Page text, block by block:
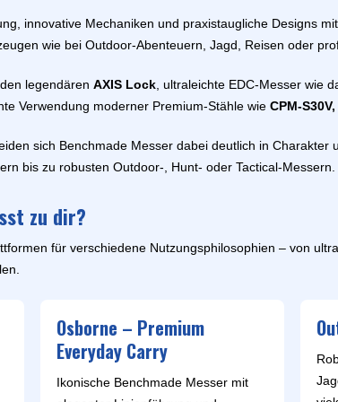
BRADFORD
BUCK KNIVES
CJRB
COLD STEEL
HECKLER & KOCH
HOGUE
MEDFORD KNIFE & TOOL
ONTARIO
SIG SAUER
MOKI
QSP
MESSER MIT WECHSELKLINGE
MULTIFUNKTIONSMESSER
OUTDOOR TASCHENMESSER
PILZMESSER
BUSHCRAFTMESSER
OUTDOORMESSER
SG2
SHIROGAMI (WHITE PAPER STEEL)
X50CRMOV15
KOCHMESSER NACH HERKUNFT
FRANZÖSISCHE KOCHMESSER
SOLINGER KOCHMESSER
KOCHMESSER ZUBEHÖR
innovative Mechaniken und praxistaugliche Designs
wie bei Outdoor-Abenteuern, Jagd, Reisen oder
legendären AXIS Lock , ultraleichte EDC-Messer wie
Verwendung moderner Premium-Stähle wie CPM-
sich Benchmade Messer dabei deutlich in Charakter
bis zu robusten Outdoor-, Hunt- oder Tactical-Messern.
zu dir?
für verschiedene Nutzungsphilosophien – von
Osborne – Premium
Everyday Carry
Ikonische Benchmade Messer mit